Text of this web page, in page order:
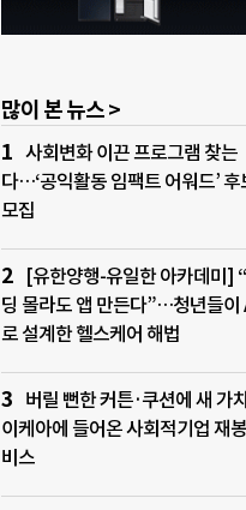
많이 본 뉴스 >
사회변화 이끈 프로그램 찾는
다…‘공익활동 임팩트 어워드’ 후
모집
[유한양행-유일한 아카데미]
딩 몰라도 앱 만든다”…청년들이
로 설계한 헬스케어 해법
버릴 뻔한 커튼·쿠션에 새 가
이케아에 들어온 사회적기업 재
비스